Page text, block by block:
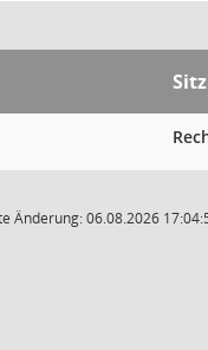
Änderung: 06.08.2026